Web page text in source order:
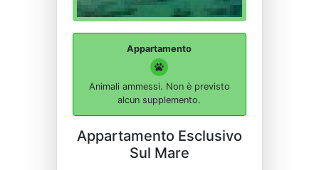
Appartamento
Animali ammessi. Non è previsto
alcun supplemento.
Appartamento Esclusivo
Sul Mare